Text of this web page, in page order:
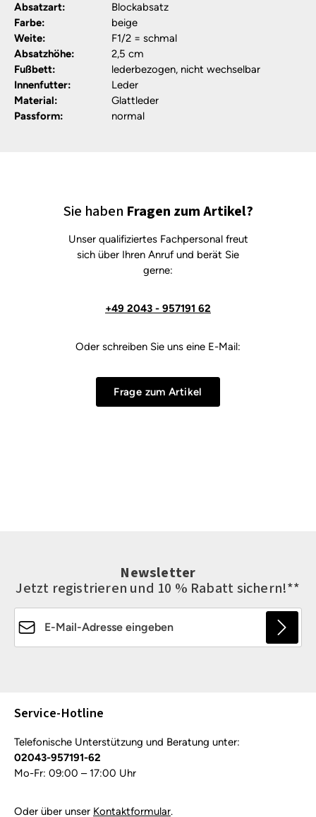
Absatzart:
Blockabsatz
Farbe:
beige
Weite:
F1/2 = schmal
Absatzhöhe:
2,5 cm
Fußbett:
lederbezogen, nicht wechselbar
Innenfutter:
Leder
Material:
Glattleder
Passform:
normal
Sie haben Fragen zum Artikel?
Unser qualifiziertes Fachpersonal freut
sich über Ihren Anruf und berät Sie
gerne:
+49 2043 - 957191 62
Oder schreiben Sie uns eine E-Mail:
Frage zum Artikel
Newsletter
Jetzt registrieren und 10 % Rabatt sichern!**
Service-Hotline
Telefonische Unterstützung und Beratung unter:
02043-957191-62
Mo-Fr: 09:00 – 17:00 Uhr
Oder über unser Kontaktformular.